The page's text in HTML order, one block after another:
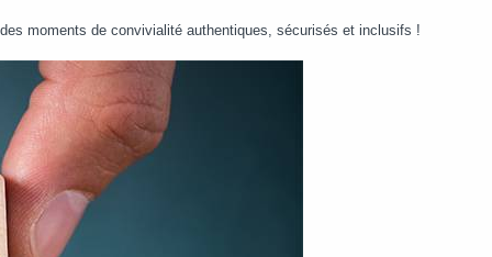
moments de convivialité authentiques, sécurisés et inclusifs !